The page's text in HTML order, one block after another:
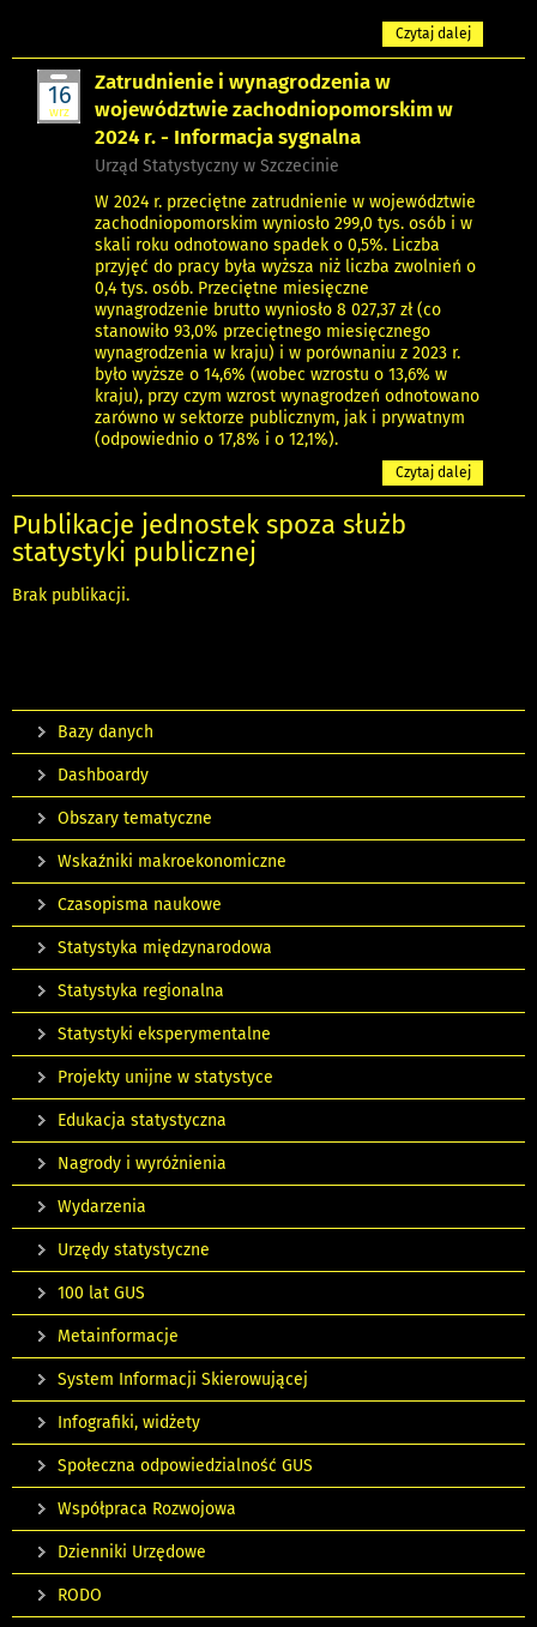
Czytaj dalej
16
wrz
Zatrudnienie i wynagrodzenia w
województwie zachodniopomorskim w
2024 r. - Informacja sygnalna
Urząd Statystyczny w Szczecinie
W 2024 r. przeciętne zatrudnienie w województwie
zachodniopomorskim wyniosło 299,0 tys. osób i w
skali roku odnotowano spadek o 0,5%. Liczba
przyjęć do pracy była wyższa niż liczba zwolnień o
0,4 tys. osób. Przeciętne miesięczne
wynagrodzenie brutto wyniosło 8 027,37 zł (co
stanowiło 93,0% przeciętnego miesięcznego
wynagrodzenia w kraju) i w porównaniu z 2023 r.
było wyższe o 14,6% (wobec wzrostu o 13,6% w
kraju), przy czym wzrost wynagrodzeń odnotowano
zarówno w sektorze publicznym, jak i prywatnym
(odpowiednio o 17,8% i o 12,1%).
Czytaj dalej
Publikacje jednostek spoza służb
statystyki publicznej
Brak publikacji.
Bazy danych
Dashboardy
Obszary tematyczne
Wskaźniki makroekonomiczne
Czasopisma naukowe
Statystyka międzynarodowa
Statystyka regionalna
Statystyki eksperymentalne
Projekty unijne w statystyce
Edukacja statystyczna
Nagrody i wyróżnienia
Wydarzenia
Urzędy statystyczne
100 lat GUS
Metainformacje
System Informacji Skierowującej
Infografiki, widżety
Społeczna odpowiedzialność GUS
Współpraca Rozwojowa
Dzienniki Urzędowe
RODO